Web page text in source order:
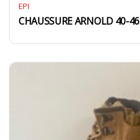
EPI
CHAUSSURE ARNOLD 40-46